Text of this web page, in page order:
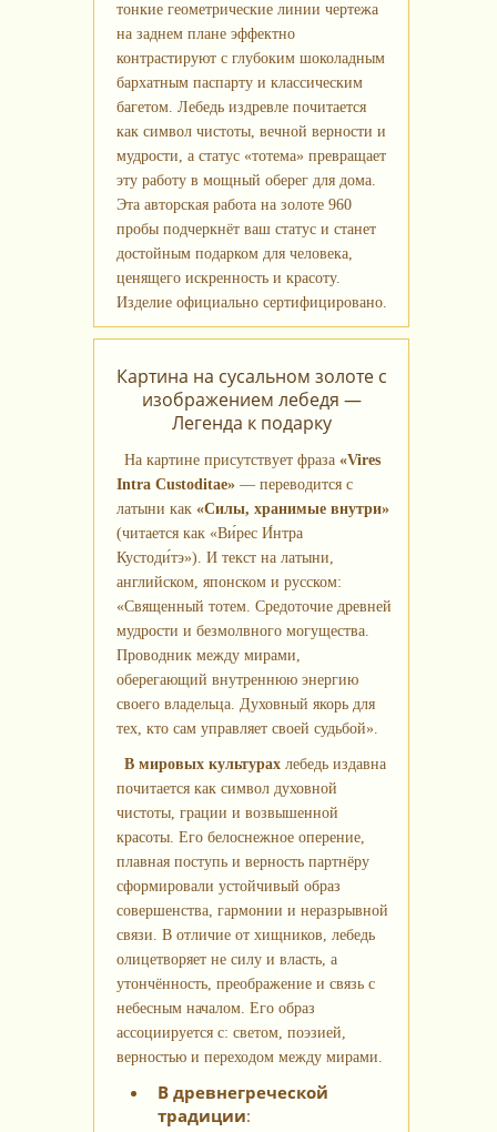
тонкие геометрические линии чертежа
на заднем плане эффектно
контрастируют с глубоким шоколадным
бархатным паспарту и классическим
багетом. Лебедь издревле почитается
как символ чистоты, вечной верности и
мудрости, а статус «тотема» превращает
эту работу в мощный оберег для дома.
Эта авторская работа на золоте 960
пробы подчеркнёт ваш статус и станет
достойным подарком для человека,
ценящего искренность и красоту.
Изделие официально сертифицировано.
Картина на сусальном золоте с
изображением лебедя —
Легенда к подарку
На картине присутствует фраза «Vires
Intra Custoditae» — переводится с
латыни как «Силы, хранимые внутри»
(читается как «Ви́рес И́нтра
Кустоди́тэ»). И текст на латыни,
английском, японском и русском:
«Священный тотем. Средоточие древней
мудрости и безмолвного могущества.
Проводник между мирами,
оберегающий внутреннюю энергию
своего владельца. Духовный якорь для
тех, кто сам управляет своей судьбой».
В мировых культурах лебедь издавна
почитается как символ духовной
чистоты, грации и возвышенной
красоты. Его белоснежное оперение,
плавная поступь и верность партнёру
сформировали устойчивый образ
совершенства, гармонии и неразрывной
связи. В отличие от хищников, лебедь
олицетворяет не силу и власть, а
утончённость, преображение и связь с
небесным началом. Его образ
ассоциируется с: светом, поэзией,
верностью и переходом между мирами.
В древнегреческой
традиции: